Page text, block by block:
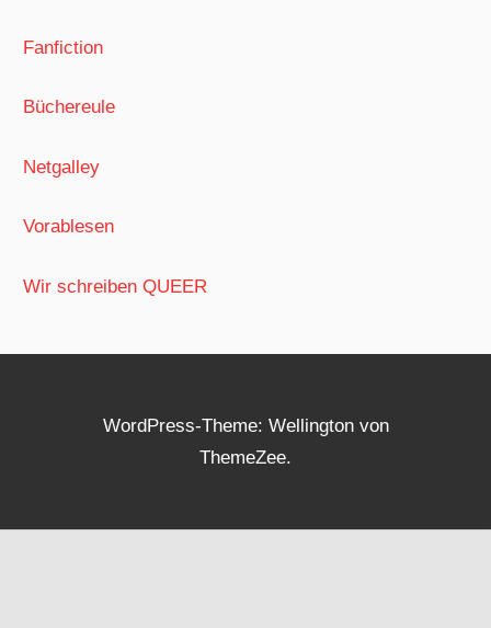
Fanfiction
Büchereule
Netgalley
Vorablesen
Wir schreiben QUEER
WordPress-Theme: Wellington von
ThemeZee.